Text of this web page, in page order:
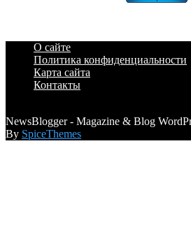
О сайте
Политика конфиденциальности
Карта сайта
Контакты
NewsBlogger - Magazine & Blog
By SpiceThemes